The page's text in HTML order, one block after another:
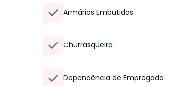
Armários Embutidos
Churrasqueira
Dependência de Empregada